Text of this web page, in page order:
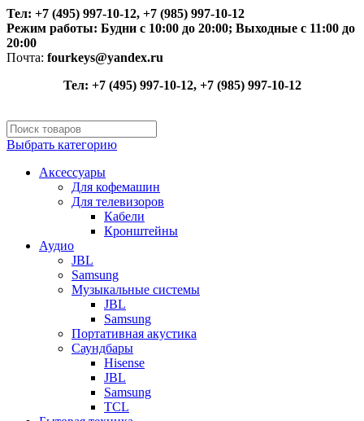
Тел: +7 (495) 997-10-12, +7 (985) 997-10-12
Режим работы: Будни с 10:00 до 20:00; Выходные с 11:00 до
20:00
Почта: fourkeys@yandex.ru
Тел: +7 (495) 997-10-12, +7 (985) 997-10-12
Выбрать категорию
Аксессуары
Для кофемашин
Для телевизоров
Кабели
Кронштейны
Аудио
JBL
Samsung
Музыкальные системы
JBL
Samsung
Портативная акустика
Саундбары
Hisense
JBL
Samsung
TCL